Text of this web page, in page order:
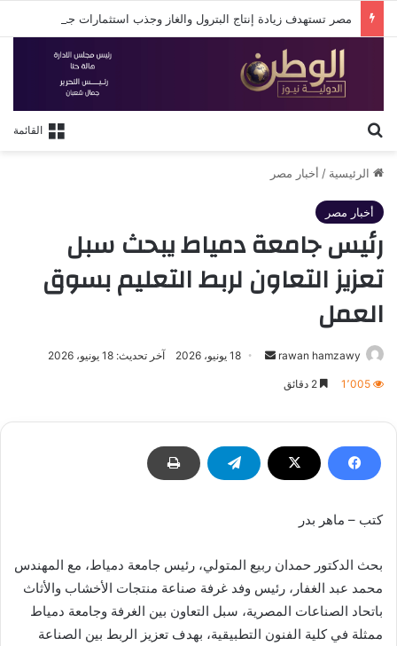
القائمة
الرئيسية / أخبار مصر
أخبار مصر
رئيس جامعة دمياط يبحث سبل
تعزيز التعاون لربط التعليم بسوق
العمل
rawan hamzawy
أرسل 18 يونيو، 2026 آخر تحديث: 18 يونيو، 2026
1٬005
كتب – ماهر بدر
بحث الدكتور حمدان ربيع المتولي، رئيس جامعة دمياط، مع المهندس
محمد عبد الغفار، رئيس وفد غرفة صناعة منتجات الأخشاب والأثاث
باتحاد الصناعات المصرية، سبل التعاون بين الغرفة وجامعة دمياط
ممثلة في كلية الفنون التطبيقية، بهدف تعزيز الربط بين الصناعة